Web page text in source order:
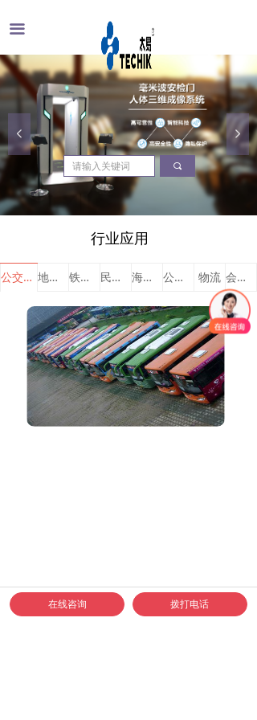
끀
끠
넳 넲
公交长运 地铁轨交 铁路运输 民用航空 海关边检 公检法 物流 会议活动
行业应用
在线咨询 拨打电话